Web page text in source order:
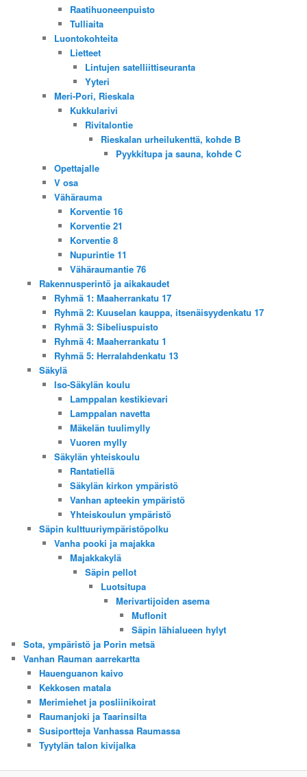
Raatihuoneenpuisto
Tulliaita
Luontokohteita
Lietteet
Lintujen satelliittiseuranta
Yyteri
Meri-Pori, Rieskala
Kukkularivi
Rivitalontie
Rieskalan urheilukenttä, kohde B
Pyykkitupa ja sauna, kohde C
Opettajalle
V osa
Vähärauma
Korventie 16
Korventie 21
Korventie 8
Nupurintie 11
Vähäraumantie 76
Rakennusperintö ja aikakaudet
Ryhmä 1: Maaherrankatu 17
Ryhmä 2: Kuuselan kauppa, itsenäisyydenkatu 17
Ryhmä 3: Sibeliuspuisto
Ryhmä 4: Maaherrankatu 1
Ryhmä 5: Herralahdenkatu 13
Säkylä
Iso-Säkylän koulu
Lamppalan kestikievari
Lamppalan navetta
Mäkelän tuulimylly
Vuoren mylly
Säkylän yhteiskoulu
Rantatiellä
Säkylän kirkon ympäristö
Vanhan apteekin ympäristö
Yhteiskoulun ympäristö
Säpin kulttuuriympäristöpolku
Vanha pooki ja majakka
Majakkakylä
Säpin pellot
Luotsitupa
Merivartijoiden asema
Muflonit
Säpin lähialueen hylyt
Sota, ympäristö ja Porin metsä
Vanhan Rauman aarrekartta
Hauenguanon kaivo
Kekkosen matala
Merimiehet ja posliinikoirat
Raumanjoki ja Taarinsilta
Susiportteja Vanhassa Raumassa
Tyytylän talon kivijalka